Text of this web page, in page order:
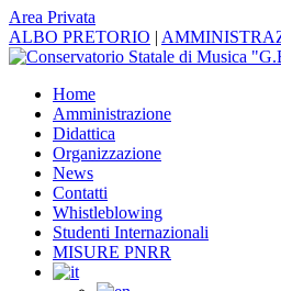
Area Privata
ALBO PRETORIO |
Home
Amministrazione
Didattica
Organizzazione
News
Contatti
Whistleblowing
Studenti Internazionali
MISURE PNRR